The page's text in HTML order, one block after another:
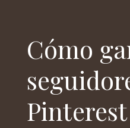
Cómo
Pinterest